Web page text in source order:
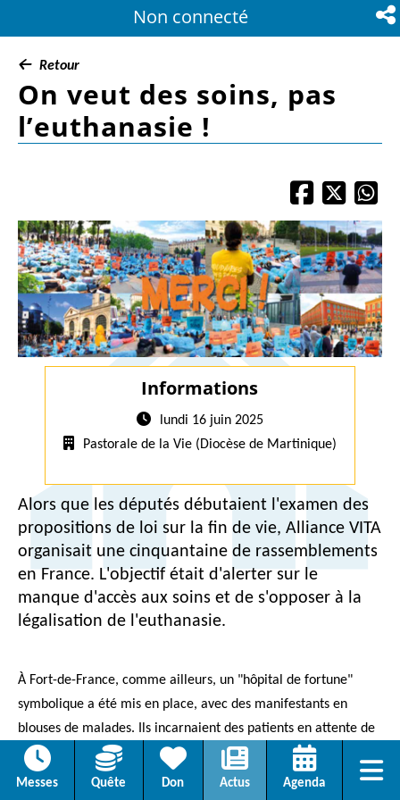
Non connecté
Retour
On veut des soins, pas
l’euthanasie !
  
Informations
lundi 16 juin 2025
Pastorale de la Vie (Diocèse de Martinique)
Alors que les députés débutaient l'examen des
propositions de loi sur la fin de vie, Alliance VITA
organisait une cinquantaine de rassemblements
en France. L'objectif était d'alerter sur le
manque d'accès aux soins et de s'opposer à la
légalisation de l'euthanasie.
À Fort-de-France, comme ailleurs, un "hôpital de fortune"
symbolique a été mis en place, avec des manifestants en
blouses de malades. Ils incarnaient des patients en attente de
soins dans un système de santé en crise. Les milliers de
témoignages recueillis par Alliance VITA pour sa campagne «
Messes Quête Don Actus Agenda
Menu